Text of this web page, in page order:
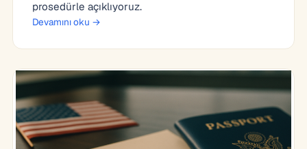
prosedürle açıklıyoruz.
Devamını oku →